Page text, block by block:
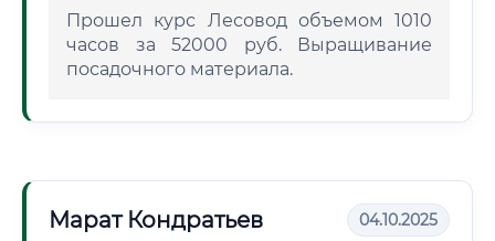
Прошел курс Лесовод объемом 1010
часов за 52000 руб. Выращивание
посадочного материала.
Марат Кондратьев 04.10.2025